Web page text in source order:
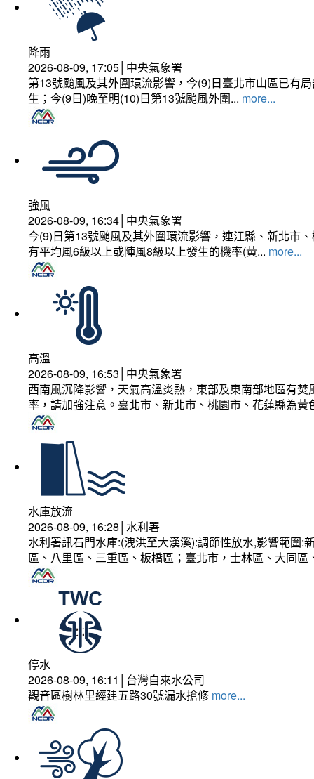
降雨
2026-08-09, 17:05│中央氣象署
第13號颱風及其外圍環流影響，今(9)日臺北市山區已有
生；今(9日)晚至明(10)日第13號颱風外圍... more...
強風
2026-08-09, 16:34│中央氣象署
今(9)日第13號颱風及其外圍環流影響，連江縣、新北市
有平均風6級以上或陣風8級以上發生的機率(黃... more...
高溫
2026-08-09, 16:53│中央氣象署
西南風沉降影響，天氣高溫炎熱，東部及東南部地區有
率，請加強注意。臺北市、新北市、桃園市、花蓮縣為
水庫放流
2026-08-09, 16:28│水利署
水利署訊石門水庫:(洩洪至大漢溪):調節性放水,影響範圍
區、八里區、三重區、板橋區；臺北市，士林區、大同
停水
2026-08-09, 16:11│台灣自來水公司
觀音區樹林里經建五路30號漏水搶修 more...